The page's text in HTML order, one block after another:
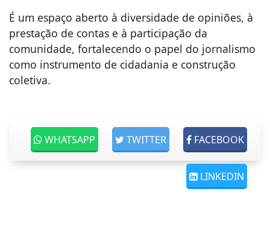
É um espaço aberto à diversidade de opiniões, à
prestação de contas e à participação da
comunidade, fortalecendo o papel do jornalismo
como instrumento de cidadania e construção
coletiva.
FACEBOOK
TWITTER
WHATSAPP
LINKEDIN